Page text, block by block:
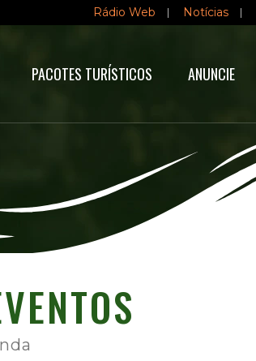
Rádio Web Notícias
PACOTES TURÍSTICOS ANUNCIE